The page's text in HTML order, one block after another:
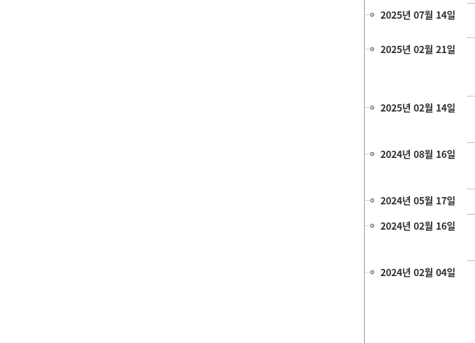
2025년 07월 14일
2025년 02월 21일
2025년 02월 14일
2024년 08월 16일
2024년 05월 17일
2024년 02월 16일
2024년 02월 04일